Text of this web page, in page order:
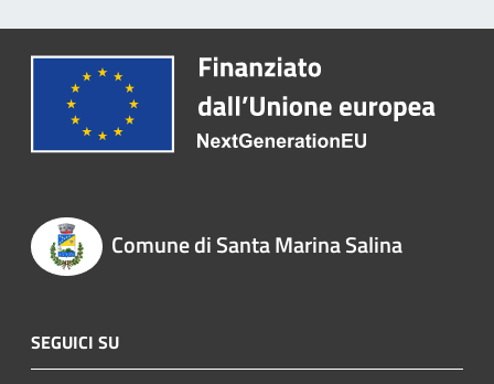
Comune di Santa Marina Salina
SEGUICI SU